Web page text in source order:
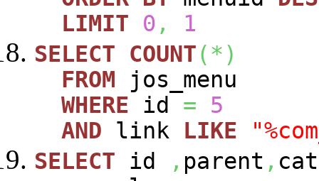
LIMIT
0 ,
1
SELECT
COUNT(*)
FROM jos_menu
WHERE id =
5
AND link LIKE
SELECT id , parent ,